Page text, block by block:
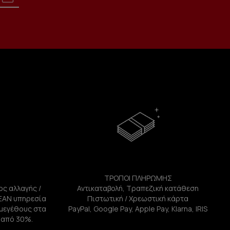
αλλαγής /
υπηρεσία
στα
30%.
ΤΡΟΠΟΙ ΠΛΗΡΩΜΗΣ
Αντικαταβολή, Τραπεζική κατάθεση
Πιστωτική / Χρεωστική κάρτα
PayPal, Google Pay, Apple Pay, Klarna, IRIS